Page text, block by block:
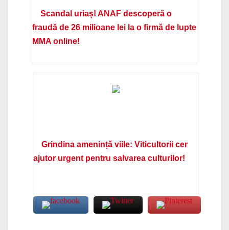
Scandal uriaș! ANAF descoperă o
fraudă de 26 milioane lei la o firmă de lupte
MMA online!
Grindina amenință viile: Viticultorii cer
ajutor urgent pentru salvarea culturilor!